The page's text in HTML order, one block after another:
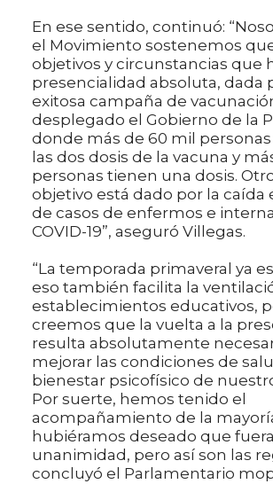
En ese sentido, continuó:
el Movimiento sostenemos
objetivos y circunstancias que
presencialidad absoluta, dada
exitosa campaña de
desplegado el Gobierno de la
donde más de 60 mil
las dos dosis de la vacuna y
personas tienen una dosis.
objetivo está dado por la caída
de casos de enfermos e
COVID-19”, aseguró Villegas.
“La temporada primaveral ya
eso también facilita la
establecimientos educativos,
creemos que la vuelta a la
resulta absolutamente
mejorar las condiciones de
bienestar psicofísico de
Por suerte, hemos tenido el
acompañamiento de la
hubiéramos deseado que
unanimidad, pero así son las
concluyó el Parlamentario